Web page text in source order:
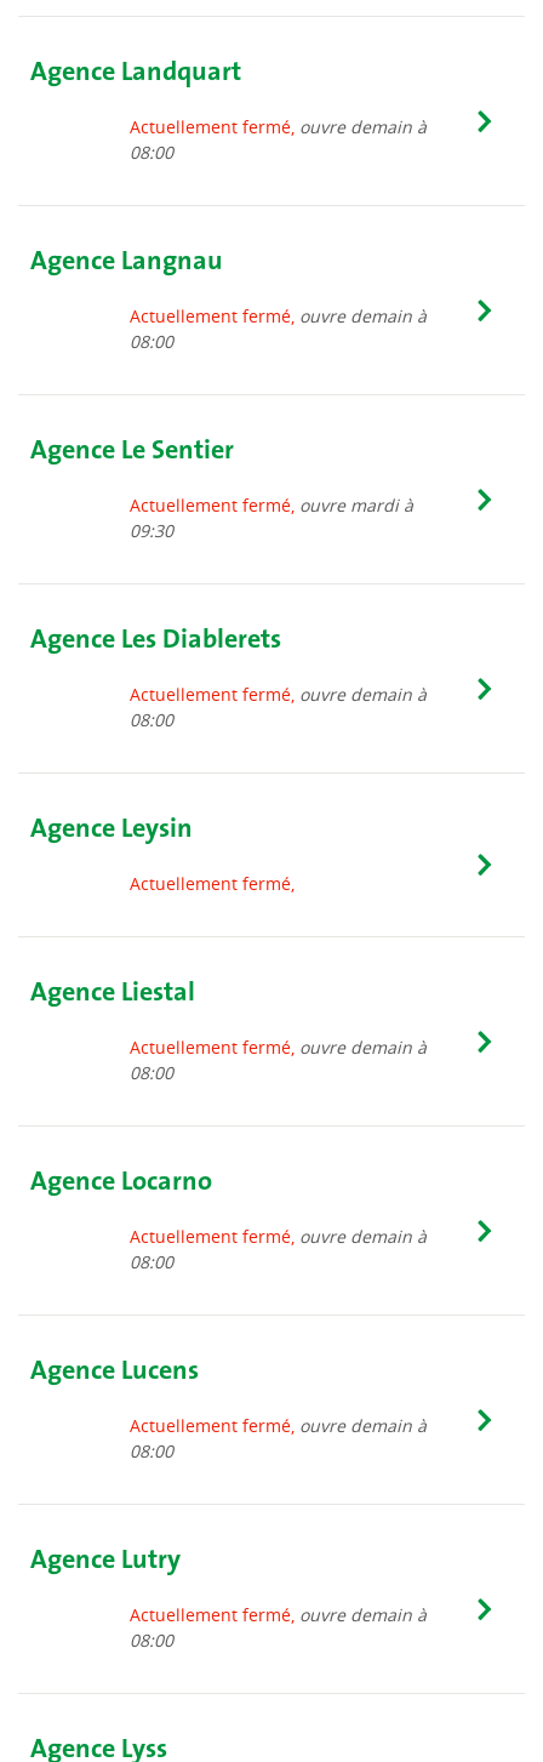
Agence Landquart
Actuellement fermé, ouvre demain à
08:00
Agence Langnau
Actuellement fermé, ouvre demain à
08:00
Agence Le Sentier
Actuellement fermé, ouvre mardi à
09:30
Agence Les Diablerets
Actuellement fermé, ouvre demain à
08:00
Agence Leysin
Actuellement fermé,
Agence Liestal
Actuellement fermé, ouvre demain à
08:00
Agence Locarno
Actuellement fermé, ouvre demain à
08:00
Agence Lucens
Actuellement fermé, ouvre demain à
08:00
Agence Lutry
Actuellement fermé, ouvre demain à
08:00
Agence Lyss